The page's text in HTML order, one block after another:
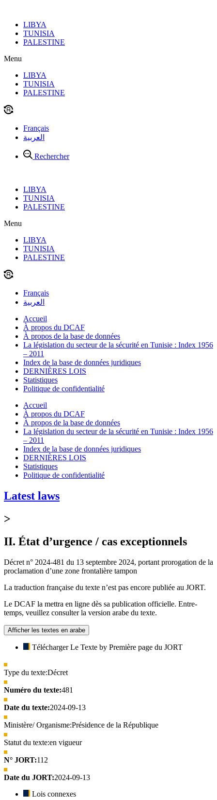
contenuLIBYA
TUNISIA
PALESTINE
Menu
LIBYA
TUNISIA
PALESTINE
Français
العربية
Rechercher
LIBYA
TUNISIA
PALESTINE
Menu
LIBYA
TUNISIA
PALESTINE
Français
العربية
Accueil
À propos du DCAF
À propos de la base de données
La législation du secteur de la sécurité en Tunisie : Index 1956
– 2011
Index de la base de données juridiques
DERNIÈRES LOIS
Statistiques
Politique de confidentialité
Accueil
À propos du DCAF
À propos de la base de données
La législation du secteur de la sécurité en Tunisie : Index 1956
– 2011
Index de la base de données juridiques
DERNIÈRES LOIS
Statistiques
Politique de confidentialité
Latest laws
>
II. État d’urgence / cas exceptionnels
Décret n° 2024-481 du 13 septembre 2024, portant prorogation de la
proclamation d’une zone frontalière tampon
La traduction française du texte n’est pas encore publiée au JORT.
Le DCAF la mettra en ligne dès sa publication officielle. Entre-
temps, veuillez consulter la version arabe du texte.
Afficher les textes en arabe
Télécharger Le Texte by Première page du JORT
Type du texte:Décret
Numéro du texte:481
Date du texte:2024-09-13
Ministère/ Organisme:Présidence de la République
Statut du texte:en vigueur
N° JORT:112
Date du JORT:2024-09-13
Lois connexes